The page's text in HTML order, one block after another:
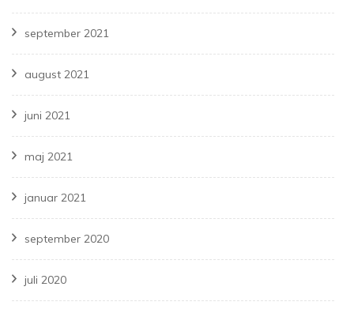
september 2021
august 2021
juni 2021
maj 2021
januar 2021
september 2020
juli 2020